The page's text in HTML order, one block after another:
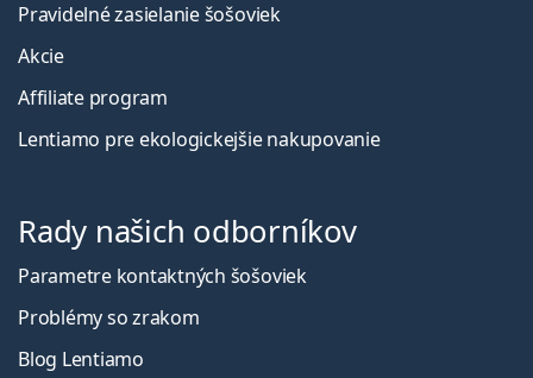
Pravidelné zasielanie šošoviek
Akcie
Affiliate program
Lentiamo pre ekologickejšie nakupovanie
Rady našich odborníkov
Parametre kontaktných šošoviek
Problémy so zrakom
Blog Lentiamo